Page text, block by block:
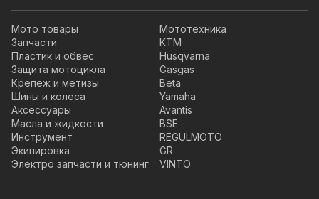
Мото товары
Запчасти
Пластик и обвес
Защита мотоцикла
Крепеж и метизы
Шины и колеса
Аксессуары
Масла и жидкости
Инструмент
Экипировка
Электро запчасти и тюнинг
Мототехника
KTM
Husqvarna
Gasgas
Beta
Yamaha
Avantis
BSE
REGULMOTO
GR
VINTO